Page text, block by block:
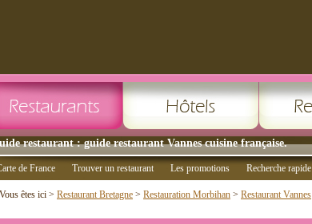
restaurant : guide restaurant Vannes cuisine française.
de France Trouver un restaurant Les promotions Recherche rapide
Vous êtes ici > Restaurant Bretagne > Restauration Morbihan > Restaurant Vannes